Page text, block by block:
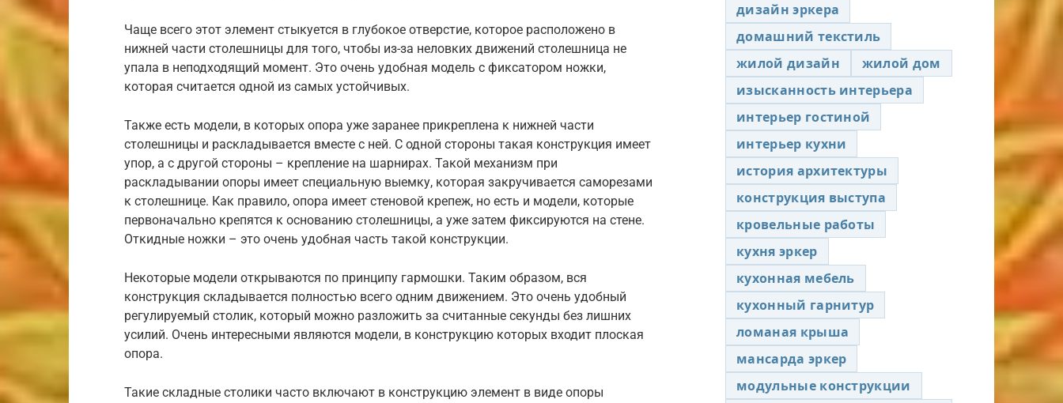
Чаще всего этот элемент стыкуется в глубокое отверстие, которое расположено в
нижней части столешницы для того, чтобы из-за неловких движений столешница не
упала в неподходящий момент. Это очень удобная модель с фиксатором ножки,
которая считается одной из самых устойчивых.
Также есть модели, в которых опора уже заранее прикреплена к нижней части
столешницы и раскладывается вместе с ней. С одной стороны такая конструкция имеет
упор, а с другой стороны – крепление на шарнирах. Такой механизм при
раскладывании опоры имеет специальную выемку, которая закручивается саморезами
к столешнице. Как правило, опора имеет стеновой крепеж, но есть и модели, которые
первоначально крепятся к основанию столешницы, а уже затем фиксируются на стене.
Откидные ножки – это очень удобная часть такой конструкции.
Некоторые модели открываются по принципу гармошки. Таким образом, вся
конструкция складывается полностью всего одним движением. Это очень удобный
регулируемый столик, который можно разложить за считанные секунды без лишних
усилий. Очень интересными являются модели, в конструкцию которых входит плоская
опора.
Такие складные столики часто включают в конструкцию элемент в виде опоры
дизайн эркера
домашний текстиль
жилой дизайн
жилой дом
изысканность интерьера
интерьер гостиной
интерьер кухни
история архитектуры
конструкция выступа
кровельные работы
кухня эркер
кухонная мебель
кухонный гарнитур
ломаная крыша
мансарда эркер
модульные конструкции